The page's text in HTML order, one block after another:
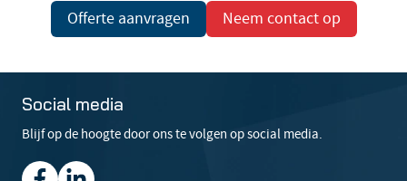
Offerte aanvragen Neem contact op
Social media
Blijf op de hoogte door ons te volgen op social media.